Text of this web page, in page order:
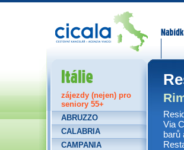
Via
barů
Itálie
zájezdy (nejen) pro
seniory 55+
ABRUZZO
CALABRIA
CAMPANIA